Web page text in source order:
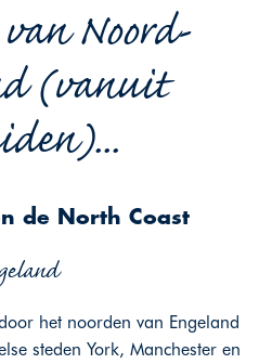
Noord-
(vanuit
de North Coast
het noorden van Engeland
steden York, Manchester en